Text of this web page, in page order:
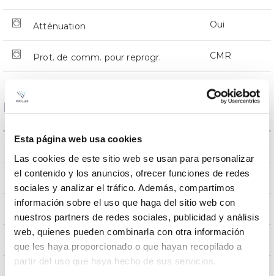
Esta página web usa cookies
Las cookies de este sitio web se usan para personalizar
el contenido y los anuncios, ofrecer funciones de redes
sociales y analizar el tráfico. Además, compartimos
información sobre el uso que haga del sitio web con
nuestros partners de redes sociales, publicidad y análisis
web, quienes pueden combinarla con otra información
que les haya proporcionado o que hayan recopilado a
partir del uso que haya hecho de sus servicios.
Atténuation Oui
Prot. de comm. pour reprogr. CMR
Dimensions et montage
Résistance au vent 0,231m2
9Kg
Dimensions